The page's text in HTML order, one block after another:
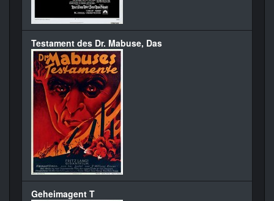
Testament des Dr. Mabuse, Das
Geheimagent T